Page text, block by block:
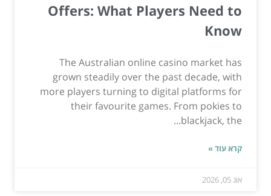
Offers: What Players Need to
Know
The Australian online casino market has
grown steadily over the past decade, with
more players turning to digital platforms for
their favourite games. From pokies to
blackjack, the...
קרא עוד »
אוג 05, 2026